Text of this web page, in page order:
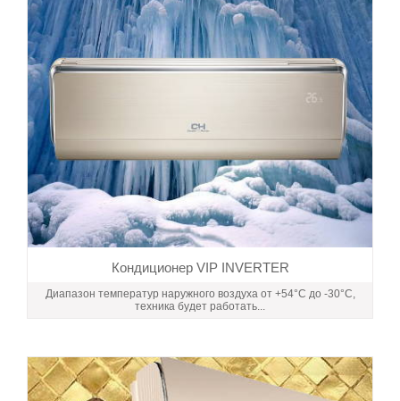
Кондиционер VIP INVERTER
Диапазон температур наружного воздуха от +54°C до -30°С,
техника будет работать...